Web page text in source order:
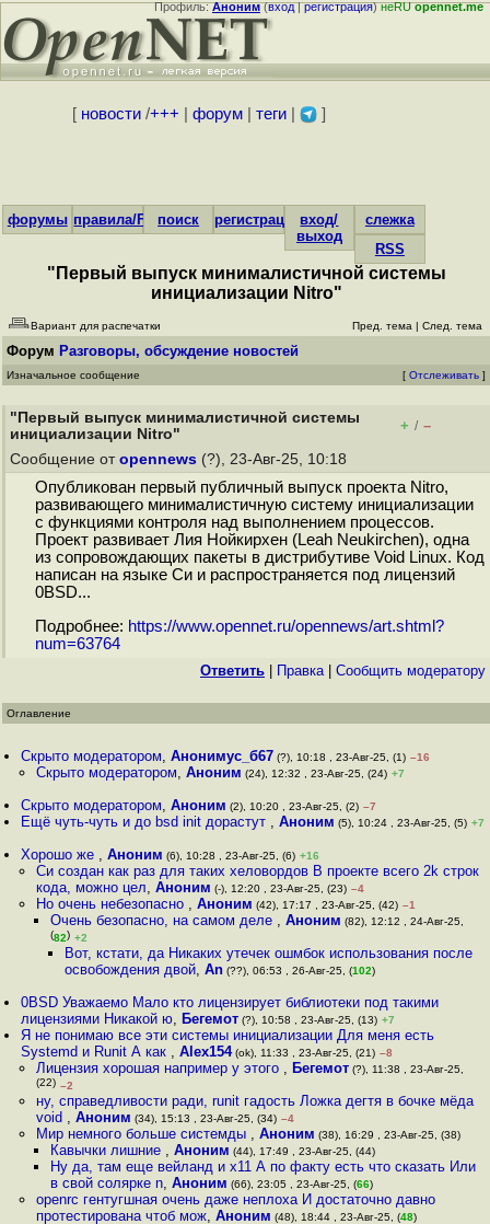
Профиль:Аноним(вход|регистрация)неRUopennet.me
[ новости/+++ форум| теги| ]
форумы правила/FAQпоиск регистрациявход/
выход
слежка
RSS
"Первый выпуск минималистичной системы
инициализации Nitro"
Вариант для распечатки Пред. тема | След. тема
Форум Разговоры, обсуждение новостей
Изначальное сообщение [ Отслеживать ]
"Первый выпуск минималистичной системы
инициализации Nitro"
+ / –
Сообщение от opennews (?), 23-Авг-25, 10:18
Опубликован первый публичный выпуск проекта Nitro,
развивающего минималистичную систему инициализации
c функциями контроля над выполнением процессов.
Проект развивает Лия Нойкирхен (Leah Neukirchen), одна
из сопровождающих пакеты в дистрибутиве Void Linux. Код
написан на языке Си и распространяется под лицензий
0BSD...
Подробнее: https://www.opennet.ru/opennews/art.shtml?
num=63764
Ответить Правка| Cообщить модератору
Оглавление
Скрыто модератором,Анонимус_б67 (?), 10:18 , 23-Авг-25, (1) –16
Скрыто модератором, Аноним (24), 12:32 , 23-Авг-25, (24) +7
Скрыто модератором,Аноним (2), 10:20 , 23-Авг-25, (2) –7
Ещё чуть-чуть и до bsd init дорастут ,Аноним (5), 10:24 , 23-Авг-25, (5) +7
Хорошо же ,Аноним (6), 10:28 , 23-Авг-25, (6) +16
Си создан как раз для таких хеловордов В проекте всего 2k строк
кода, можно цел, Аноним (-), 12:20 , 23-Авг-25, (23) –4
Но очень небезопасно , Аноним (42), 17:17 , 23-Авг-25, (42) –1
Очень безопасно, на самом деле , Аноним (82), 12:12 , 24-Авг-25,
(82) +2
Вот, кстати, да Никаких утечек ошмбок использования после
освобождения двой,An (??), 06:53 , 26-Авг-25, (102)
0BSD Уважаемо Мало кто лицензирует библиотеки под такими
лицензиями Никакой ю, Бегемот (?), 10:58 , 23-Авг-25, (13) +7
Я не понимаю все эти системы инициализации Для меня есть
Systemd и Runit А как ,Alex154(ok), 11:33 , 23-Авг-25, (21) –8
Лицензия хорошая например у этого , Бегемот(?), 11:38 , 23-Авг-25,
(22) –2
ну, справедливости ради, runit гадость Ложка дегтя в бочке мёда
void , Аноним (34), 15:13 , 23-Авг-25, (34) –4
Мир немного больше системды , Аноним (38), 16:29 , 23-Авг-25, (38)
Кавычки лишние , Аноним (44), 17:49 , 23-Авг-25, (44)
Ну да, там еще вейланд и х11 А по факту есть что сказать Или
в свой солярке n, Аноним (66), 23:05 , 23-Авг-25, (66)
openrc гентугшная очень даже неплоха И достаточно давно
протестирована чтоб мож, Аноним (48), 18:44 , 23-Авг-25, (48)